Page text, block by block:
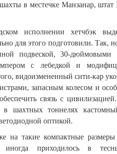
в местечке Манзанар,
исполнении хетчбэк
для этого подготовили. Так,
подвеской, 30-дюймовыми
с лебедкой и
видоизмененный сити-кар
запасным колесом и
связь с
в шахтных тоннелях
оптикой.
на такие компактные размеры
иногда приходилось в